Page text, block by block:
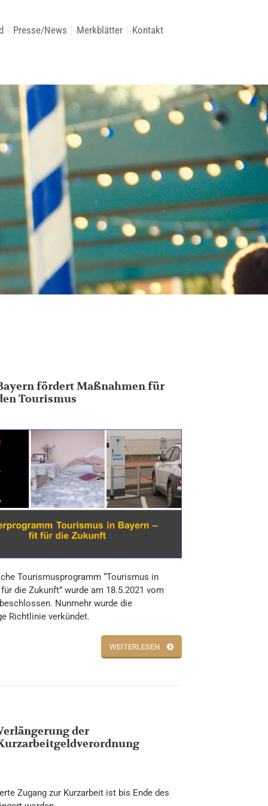
Presse/News Merkblätter Kontakt
fördert Maßnahmen für
Tourismus
Tourismusprogramm “Tourismus in
die Zukunft” wurde am 18.5.2021 vom
Nunmehr wurde die
Richtlinie verkündet.
WEITERLESEN
der
Zugang zur Kurzarbeit ist bis Ende des